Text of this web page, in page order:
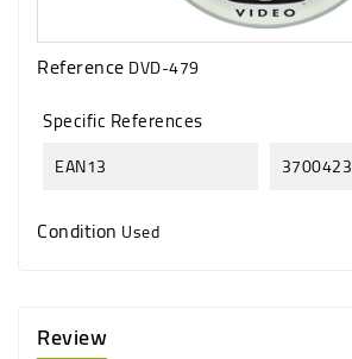
ReferenceDVD-479
Specific References
EAN13
Condition Used
Review